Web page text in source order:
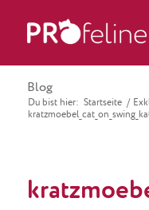
Blog
Du bist hier: Startseite /